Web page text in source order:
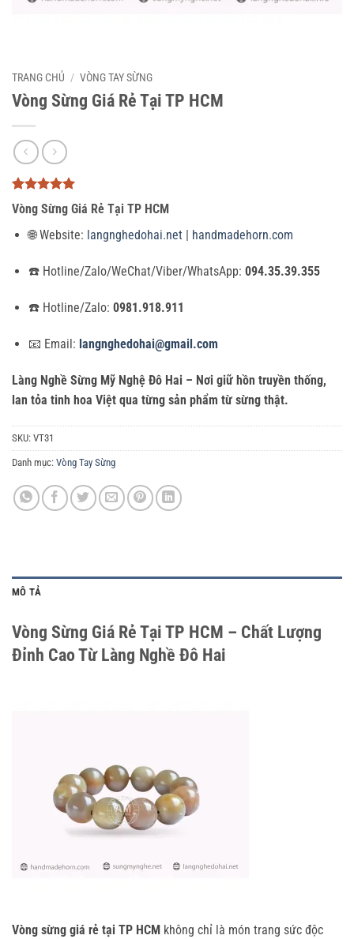
TRANG CHỦ / VÒNG TAY SỪNG
Vòng Sừng Giá Rẻ Tại TP HCM
5trên 5
dựa trên
3
đánh giá
Vòng Sừng Giá Rẻ Tại TP HCM
🌐 Website: langnghedohai.net| handmadehorn.com
☎️ Hotline/Zalo/WeChat/Viber/WhatsApp: 094.35.39.355
☎️ Hotline/Zalo: 0981.918.911
📧 Email: langnghedohai@gmail.com
Làng Nghề Sừng Mỹ Nghệ Đô Hai – Nơi giữ hồn truyền thống,
lan tỏa tinh hoa Việt qua từng sản phẩm từ sừng thật.
SKU: VT31
Danh mục: Vòng Tay Sừng
MÔ TẢ
Vòng Sừng Giá Rẻ Tại TP HCM – Chất Lượng
Đỉnh Cao Từ Làng Nghề Đô Hai
Vòng sừng giá rẻ tại TP HCM không chỉ là món trang sức độc